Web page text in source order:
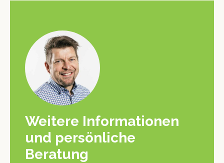
Weitere Informationen
und persönliche
Beratung